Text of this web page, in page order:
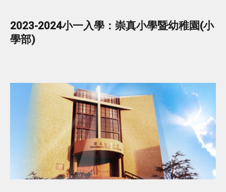
2023-2024小一入學：崇真小學暨幼稚園(小
學部)